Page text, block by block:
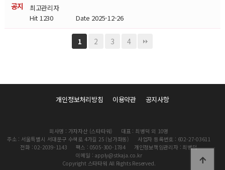
공지
최고관리자
Hit 1230 Date 2025-12-26
1 2 3 4
개인정보처리방침 이용약관 공지사항
회사명 : 가자자산 (스타타워)
대표 : 최병덕 외 10명
주소 : 서울특별시 서대문구 수색로 4가길 25 (남가좌동)
사업자 등록번호 : 602-27-03611
전화 : 02-2039-1143
팩스 : 0505-300-1784
개인정보책임관리자 : 최병덕
이메일 : apply@stkaja.co.kr
Copyright 스타타워 All Rights Reserved.